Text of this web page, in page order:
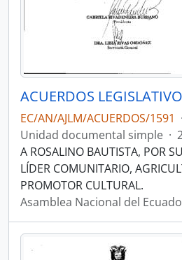
ACUERDOS
EC/AN/AJLM/ACUERDOS/1591 ·
Unidad documental simple ·
A ROSALINO BAUTISTA, POR
LÍDER COMUNITARIO,
PROMOTOR CULTURAL.
Asamblea Nacional del